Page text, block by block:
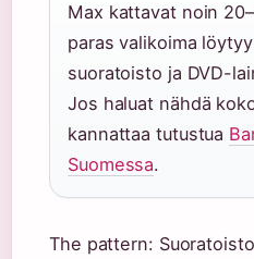
Max kattavat noin
paras valikoima
suoratoisto ja DVD-
Jos haluat nähdä
kannattaa tutustua
Suomessa.
The pattern: